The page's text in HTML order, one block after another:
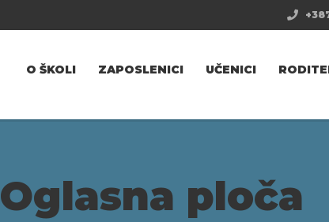
O ŠKOLI ZAPOSLENICI UČENICI
Oglasna ploča